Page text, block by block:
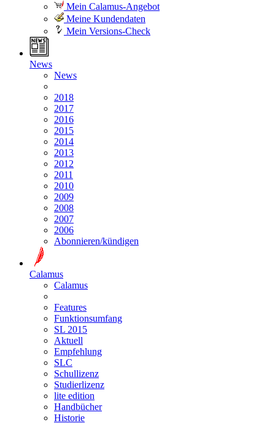
Mein Calamus-Angebot
Meine Kundendaten
Mein Versions-Check
News
News
2018
2017
2016
2015
2014
2013
2012
2011
2010
2009
2008
2007
2006
Abonnieren/kündigen
Calamus
Calamus
Features
Funktionsumfang
SL 2015
Aktuell
Empfehlung
SLC
Schullizenz
Studierlizenz
lite edition
Handbücher
Historie